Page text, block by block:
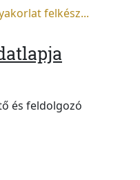
felkész...
és feldolgozó